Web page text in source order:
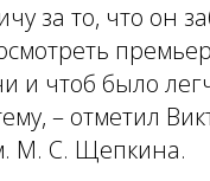
за то, что он
и чтоб было
– отметил
М. С. Щепкина.